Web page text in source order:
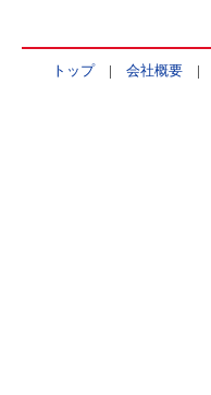
トップ| 会社概要|